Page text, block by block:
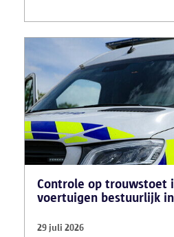
motorblokken en
Controle op trouwstoet
voertuigen bestuurlijk
29 juli 2026